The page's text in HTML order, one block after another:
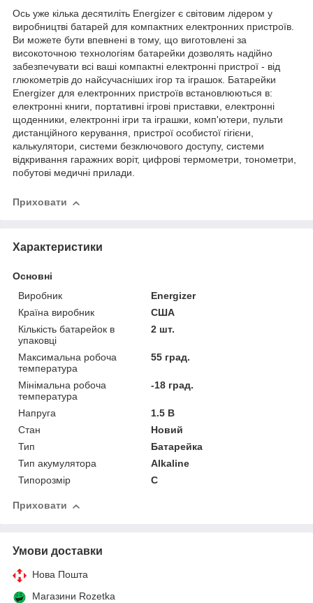
Ось уже кілька десятиліть Energizer є світовим лідером у
виробництві батарей для компактних електронних пристроїв.
Ви можете бути впевнені в тому, що виготовлені за
високоточною технологіям батарейки дозволять надійно
забезпечувати всі ваші компактні електронні пристрої - від
глюкометрів до найсучасніших ігор та іграшок. Батарейки
Energizer для електронних пристроїв встановлюються в:
електронні книги, портативні ігрові приставки, електронні
щоденники, електронні ігри та іграшки, комп'ютери, пульти
дистанційного керування, пристрої особистої гігієни,
калькулятори, системи безключового доступу, системи
відкривання гаражних воріт, цифрові термометри, тонометри,
побутові медичні прилади.
Приховати
Характеристики
Основні
Виробник
Energizer
Країна виробник
США
Кількість батарейок в
упаковці
2 шт.
Максимальна робоча
температура
55 град.
Мінімальна робоча
температура
-18 град.
Напруга
1.5 В
Стан
Новий
Тип
Батарейка
Тип акумулятора
Alkaline
Типорозмір
C
Приховати
Умови доставки
Нова Пошта
Магазини Rozetka